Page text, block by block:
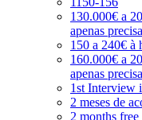
130.000€ a
apenas
150 a 240€ à
160.000€ a
apenas
1st Interview
2 meses de
2 months